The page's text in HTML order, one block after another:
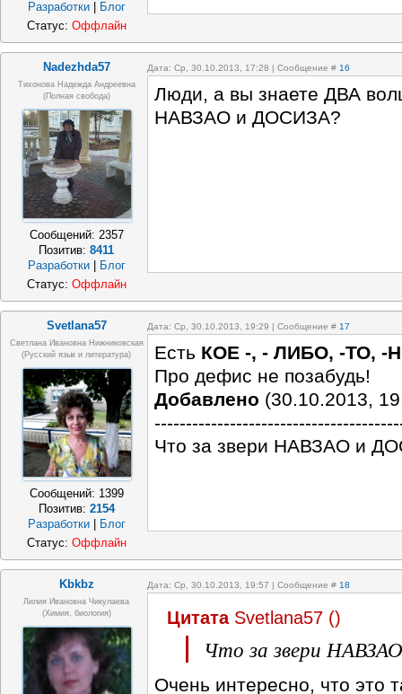
Разработки
Блог
Статус: Оффлайн
Nadezhda57 Дата: Ср, 30.10.2013, 17:28 | Сообщение # 16
Тихонова Надежда Андреевна
(полная свобода)
Сообщений: 2357
Позитив:8411
Разработки
Блог
Люди, а вы знаете ДВА
НАВЗАО и ДОСИЗА?
Статус: Оффлайн
Svetlana57 Дата: Ср, 30.10.2013, 19:29 | Сообщение # 17
Светлана Ивановна Нижниковская
(русский язык и литература)
Сообщений: 1399
Позитив: 2154
Разработки
Блог
Есть КОЕ -, - ЛИБО, -ТО, -
Про дефис не позабудь!
Добавлено (30.10.2013,
Что за звери НАВЗАО и
Статус: Оффлайн
Kbkbz Дата: Ср, 30.10.2013, 19:57 | Сообщение # 18
Лилия Ивановна Чикулаева
(химия, биология)
Цитата Svetlana57 ()
Что за звери
Очень интересно, что это